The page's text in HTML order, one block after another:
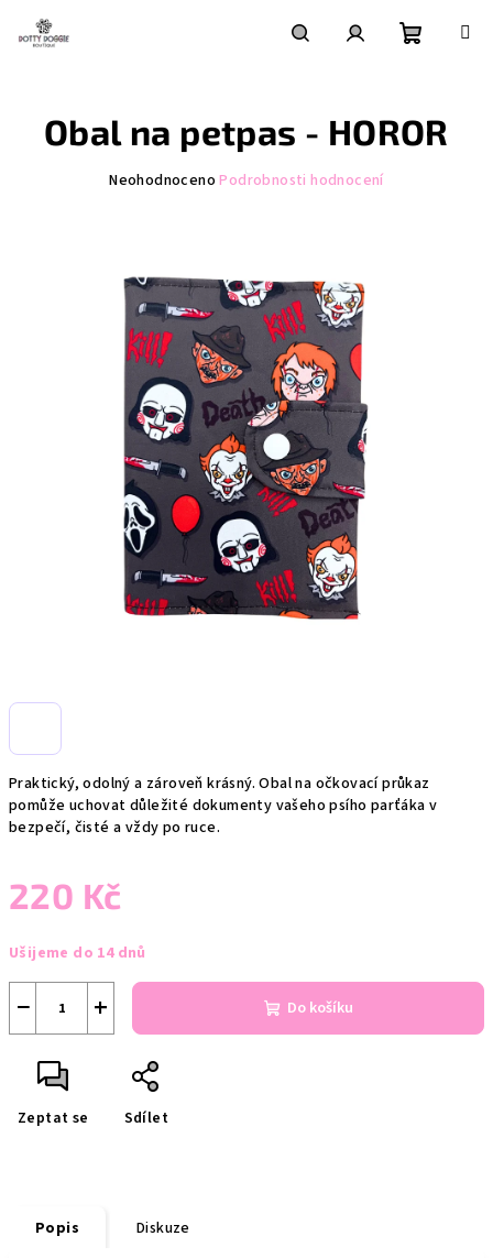
obsah
košík
Praktický, odolný a zároveň krásný. Obal na očkovací průkaz
pomůže uchovat důležité dokumenty vašeho psího parťáka v
bezpečí, čisté a vždy po ruce.
220 Kč
cena:
Ušijeme do 14 dnů
+
− Do košíku
Zeptat se Sdílet
Obal na petpas - HOROR
Průměrné
hvězdiček.
Neohodnoceno Podrobnosti hodnocení
Popis Diskuze